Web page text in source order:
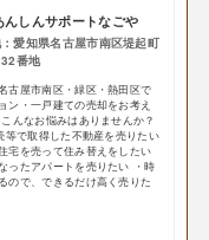
んしんサポートなごや
愛知県名古屋市南区堤起町
番地
古屋市南区・緑区・熱田区で
ン・一戸建ての売却をお考え
んなお悩みはありませんか？
等で取得した不動産を売りたい
宅を売って住み替えをしたい
ったアパートを売りたい ・時
ので、できるだけ高く売りた